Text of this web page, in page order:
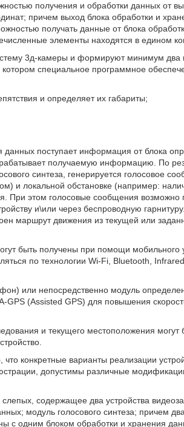
получения и обработки данных от
причем выход блока обработки и
получать данные от блока
элементы находятся в едином
3д-камеры и формируют минимум
котором специальное программное
и определяет их габариты;
данных поступает информация от блока
получаемую информацию. По
синтеза, генерируется голосовое
и локальной обстановке (например:
При этом голосовые сообщения возможно
и\или через беспроводную
маршрут движения из текущей или
быть получены при помощи мобильного
по технологии Wi-Fi, Bluetooth,
или непосредственно модуль
GPS (Assisted GPS) для повышения
и текущего местоположения могут
конкретные варианты реализации
допустимы различные
содержащее два устройства
модуль голосового синтеза; причем
с одним блоком обработки и хранения